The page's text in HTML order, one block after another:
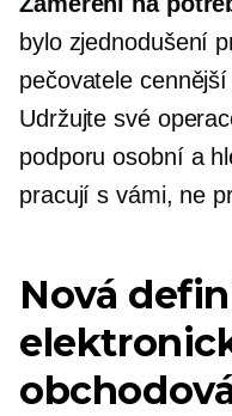
bylo zjednodušení
pečovatele
Udržujte své
podporu osobní a
pracují s vámi, ne
Nová